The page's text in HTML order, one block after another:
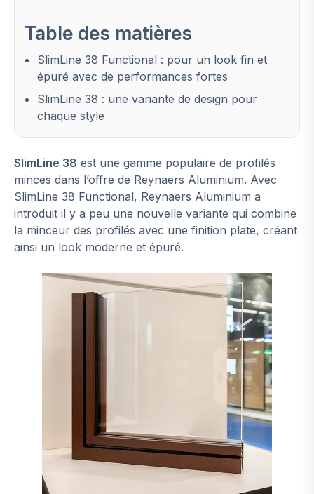
Table des matières
SlimLine 38 Functional : pour un look fin et
épuré avec de performances fortes
SlimLine 38 : une variante de design pour
chaque style
SlimLine 38 est une gamme populaire de profilés
minces dans l’offre de Reynaers Aluminium. Avec
SlimLine 38 Functional, Reynaers Aluminium a
introduit il y a peu une nouvelle variante qui combine
la minceur des profilés avec une finition plate, créant
ainsi un look moderne et épuré.